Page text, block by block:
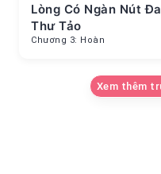
Lòng Có Ngàn Nút
Thư Tảo
Chương 3: Hoàn
Xem thêm